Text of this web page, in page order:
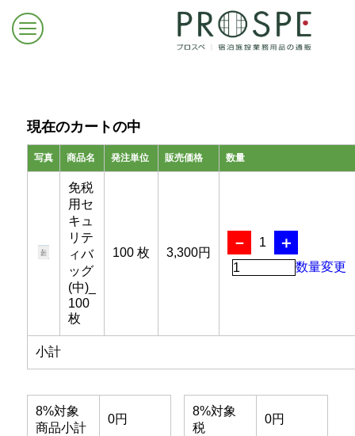
お問合せはこちら
現在のカートの中
写真 商品名 発注単位 販売価格 数量
免税
用セ
キュ
リテ
ィバ
ッグ
(中)_
100
枚
100 枚 3,300円
－ 1 ＋
数量変更
小計
8%対象
商品小計
0円
8%対象
税
0円